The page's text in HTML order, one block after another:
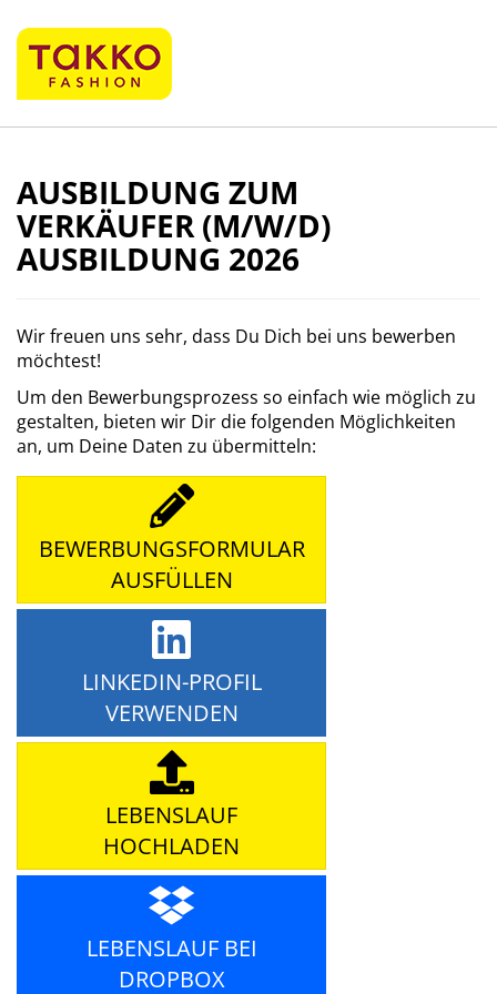
AUSBILDUNG ZUM
VERKÄUFER (M/W/D)
AUSBILDUNG 2026
Wir freuen uns sehr, dass Du Dich bei uns bewerben
möchtest!
Um den Bewerbungsprozess so einfach wie möglich zu
gestalten, bieten wir Dir die folgenden Möglichkeiten
an, um Deine Daten zu übermitteln:
BEWERBUNGSFORMULAR
AUSFÜLLEN
LINKEDIN-PROFIL
VERWENDEN
LEBENSLAUF
HOCHLADEN
LEBENSLAUF BEI
DROPBOX